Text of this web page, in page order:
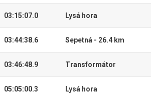
03:15:07.0 Lysá hora
03:44:38.6 Sepetná - 26.4 km
03:46:48.9 Transformátor
05:05:00.3 Lysá hora